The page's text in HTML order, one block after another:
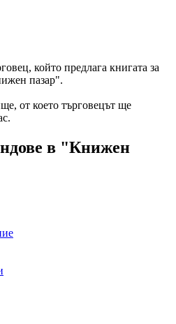
който предлага книгата за
пазар".
от което търговецът ще
в "Книжен